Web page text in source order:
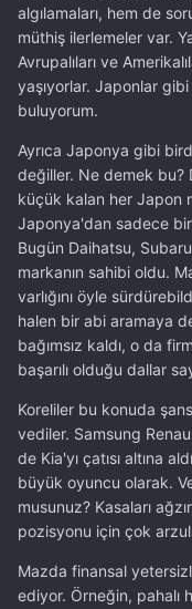
algılamaları, hem de
müthiş ilerlemeler var.
Avrupalıları ve
yaşıyorlar. Japonlar
buluyorum.
Ayrıca Japonya gibi
değiller. Ne demek
küçük kalan her Japon
Japonya'dan sadece
Bugün Daihatsu,
markanın sahibi oldu.
varlığını öyle
halen bir abi aramaya
bağımsız kaldı, o da
başarılı olduğu dallar
Koreliler bu konuda
vediler. Samsung
de Kia'yı çatısı altına
büyük oyuncu olarak.
musunuz? Kasaları
pozisyonu için çok
Mazda finansal
ediyor. Örneğin, pahalı